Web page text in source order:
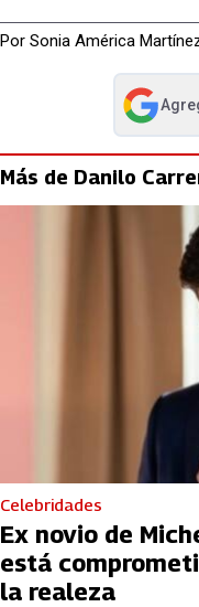
Por Sonia América
abre en
Más de Danilo
Celebridades
Ex novio de
está
la realeza